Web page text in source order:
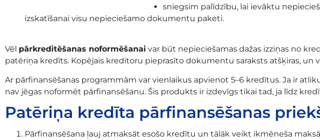
sniegsim palīdzību, lai ievāktu
izskatīšanai visu nepieciešamo dokumentu paketi.
Vēl pārkreditēšanas noformēšanai var būt nepieciešamas dažas izziņas no
patēriņa kredīts. Kopējais kreditoru pieprasīto dokumentu saraksts atšķiras, un
Ar pārfinansēšanas programmām var vienlaikus apvienot 5–6 kredītus. Ja ir
nav jēgas noformēt pārfinansēšanu. Šis produkts ir izdevīgs tikai tad, ja līdz
Patēriņa kredīta pārfinansēšanas
Pārfinansēšana ļauj atmaksāt esošo kredītu un tālāk veikt ikmēneša